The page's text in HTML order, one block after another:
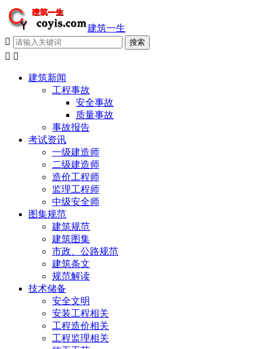
建筑一生

 
建筑新闻
工程事故
安全事故
质量事故
事故报告
考试资讯
一级建造师
二级建造师
造价工程师
监理工程师
中级安全师
图集规范
建筑规范
建筑图集
市政、公路规范
建筑条文
规范解读
技术储备
安全文明
安装工程相关
工程造价相关
工程监理相关